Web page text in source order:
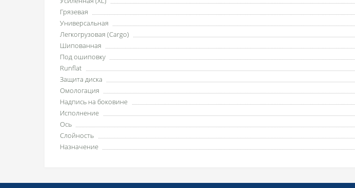
Грязевая
Универсальная
Легкогрузовая (Cargo)
Шипованная
Под ошиповку
Runflat
Защита диска
Омологация
Надпись на боковине
Исполнение
Ось
Слойность
Назначение